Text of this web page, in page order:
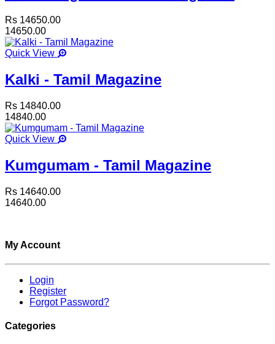
Rs 14650.00
14650.00
Quick View
Kalki - Tamil Magazine
Rs 14840.00
14840.00
Quick View
Kumgumam - Tamil Magazine
Rs 14640.00
14640.00
My Account
Login
Register
Forgot Password?
Categories